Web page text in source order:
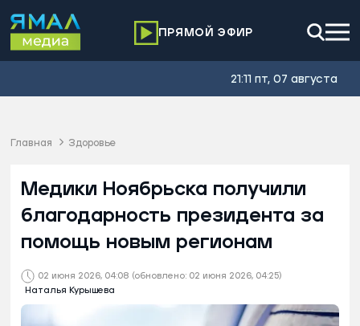
ПРЯМОЙ ЭФИР
21:11 пт, 07 августа
Главная Здоровье
02 июня 2026, 04:08 (обновлено: 02 июня 2026, 04:25)
Наталья Курышева
Медики Ноябрьска получили
благодарность президента за
помощь новым регионам